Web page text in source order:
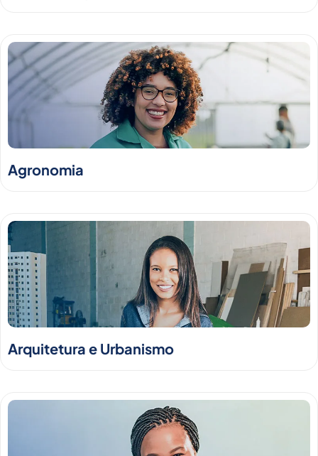
Agronomia
Arquitetura e Urbanismo